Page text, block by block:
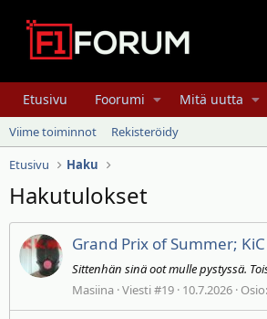
Etusivu Foorumi Mitä uutta
Viime toiminnot
Rekisteröidy
Etusivu
Haku
Hakutulokset
Grand Prix of Summer;
Sittenhän sinä oot mulle pystyssä.
Masiina Viesti #19 10.7.2026 Osio: